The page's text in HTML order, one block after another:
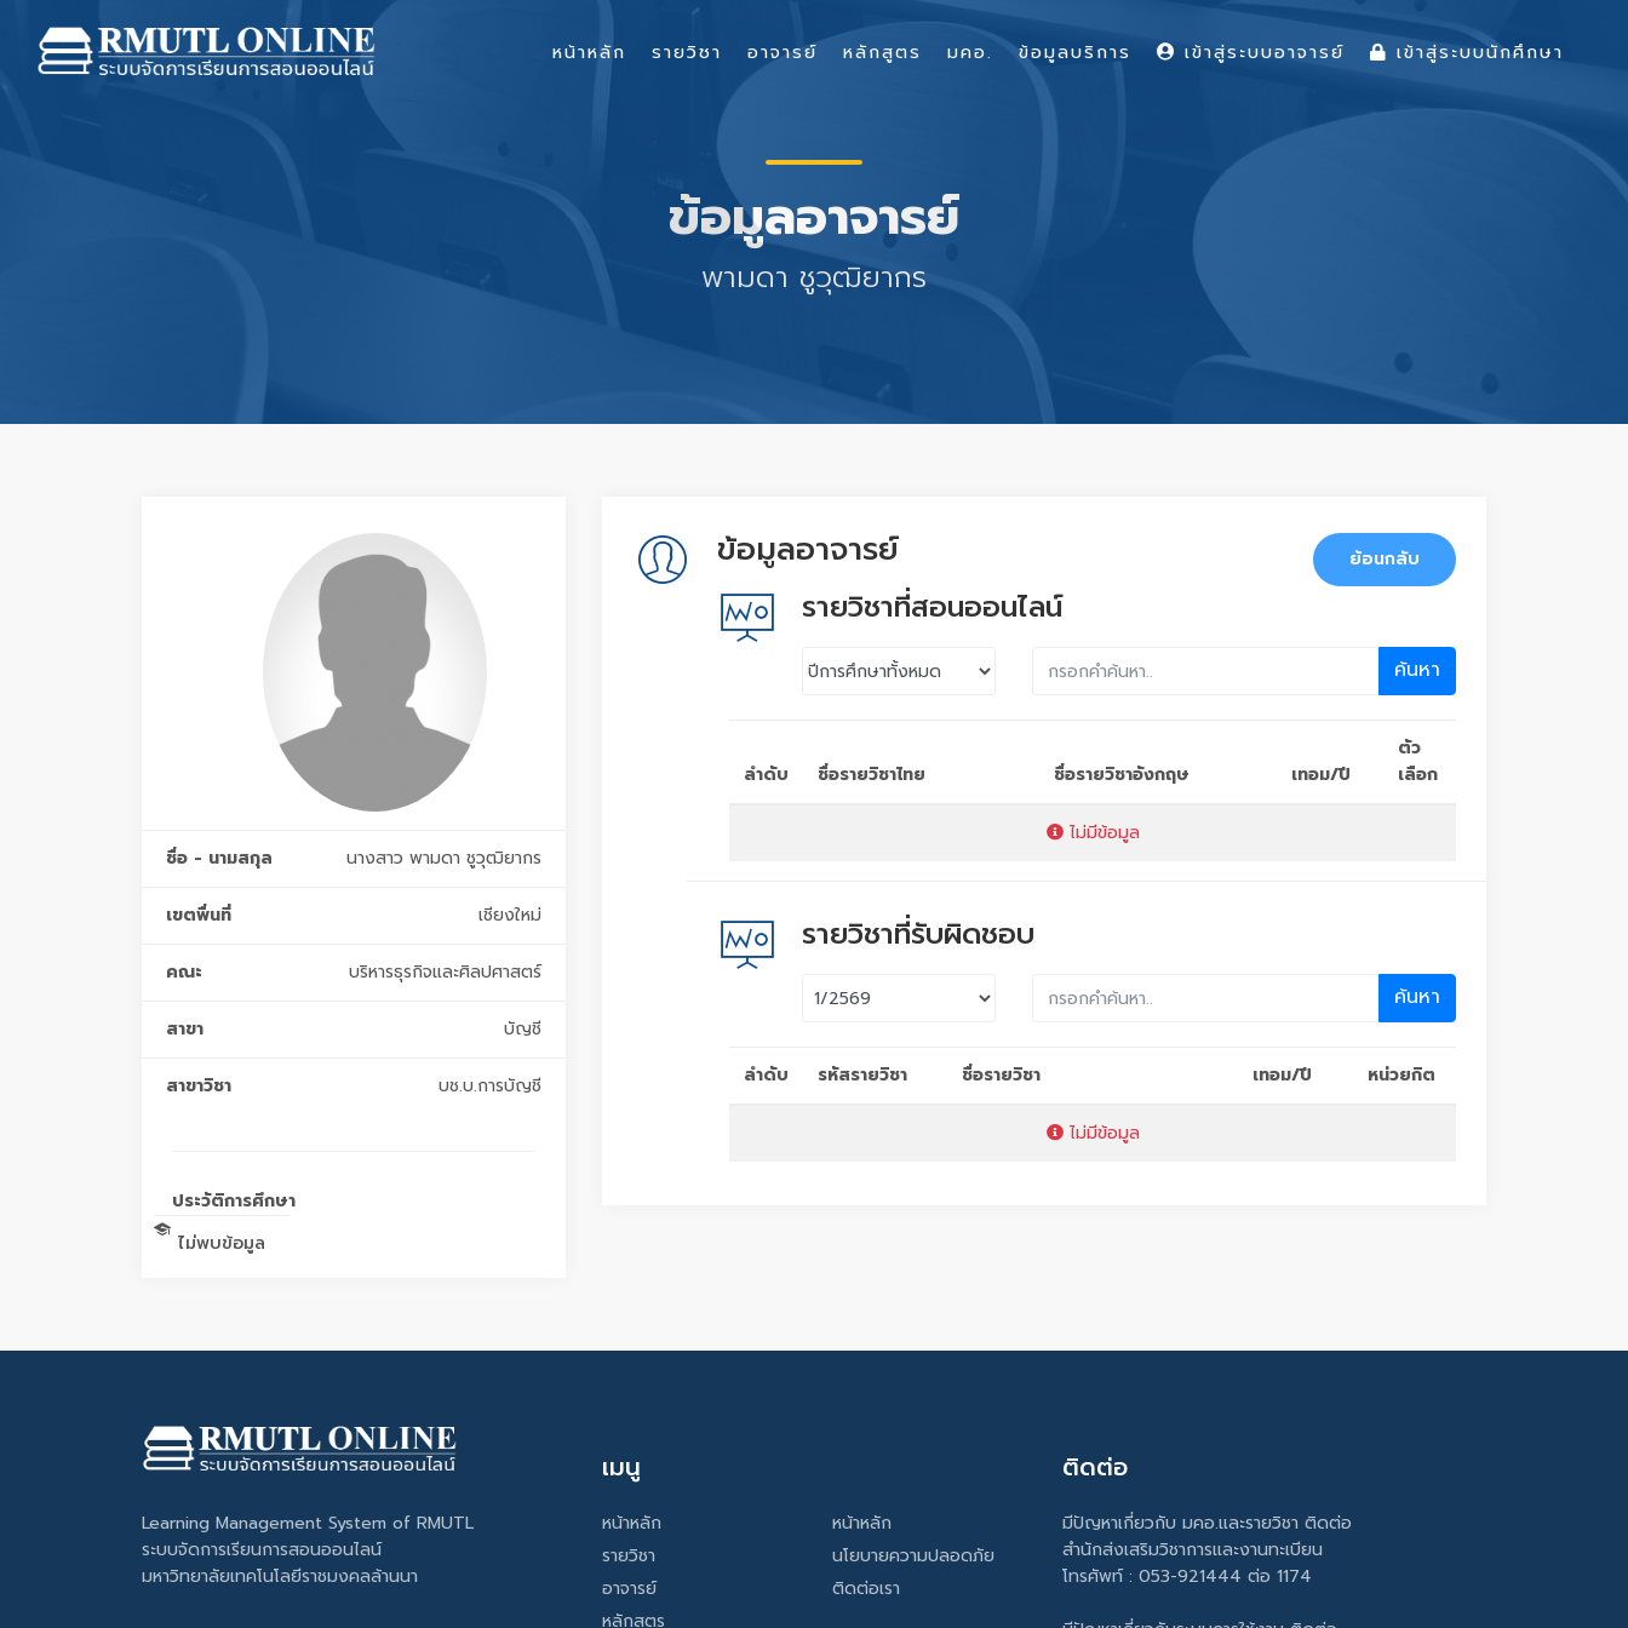
ข้อมูลอาจารย์
พามดา ชูวุฒิยากร
ชื่อ - นามสกุล นางสาว พามดา ชูวุฒิยากร
เขตพื่นที่ เชียงใหม่
คณะ บริหารธุรกิจและศิลปศาสตร์
สาขา บัญชี
สาขาวิชา บช.บ.การบัญชี
ประวัติการศึกษา
ไม่พบข้อมูล
ข้อมูลอาจารย์ ย้อนกลับ
รายวิชาที่สอนออนไลน์
ค้นหา
ลำดับ ชื่อรายวิชาไทย ชื่อรายวิชาอังกฤษ เทอม/ปี
ตัว
เลือก
ไม่มีข้อมูล
รายวิชาที่รับผิดชอบ
ค้นหา
ลำดับ รหัสรายวิชา ชื่อรายวิชา เทอม/ปี หน่วยกิต
ไม่มีข้อมูล
Learning Management System of RMUTL
ระบบจัดการเรียนการสอนออนไลน์
มหาวิทยาลัยเทคโนโลยีราชมงคลล้านนา
เมนู
หน้าหลัก
รายวิชา
อาจารย์
หลักสูตร
หน้าหลัก
นโยบายความปลอดภัย
ติดต่อเรา
ติดต่อ
มีปัญหาเกี่ยวกับ มคอ.และรายวิชา ติดต่อ
สำนักส่งเสริมวิชาการและงานทะเบียน
โทรศัพท์ : 053-921444 ต่อ 1174
หน้าหลัก รายวิชา อาจารย์ หลักสูตร มคอ. ข้อมูลบริการ เข้าสู่ระบบอาจารย์ เข้าสู่ระบบนักศึกษา